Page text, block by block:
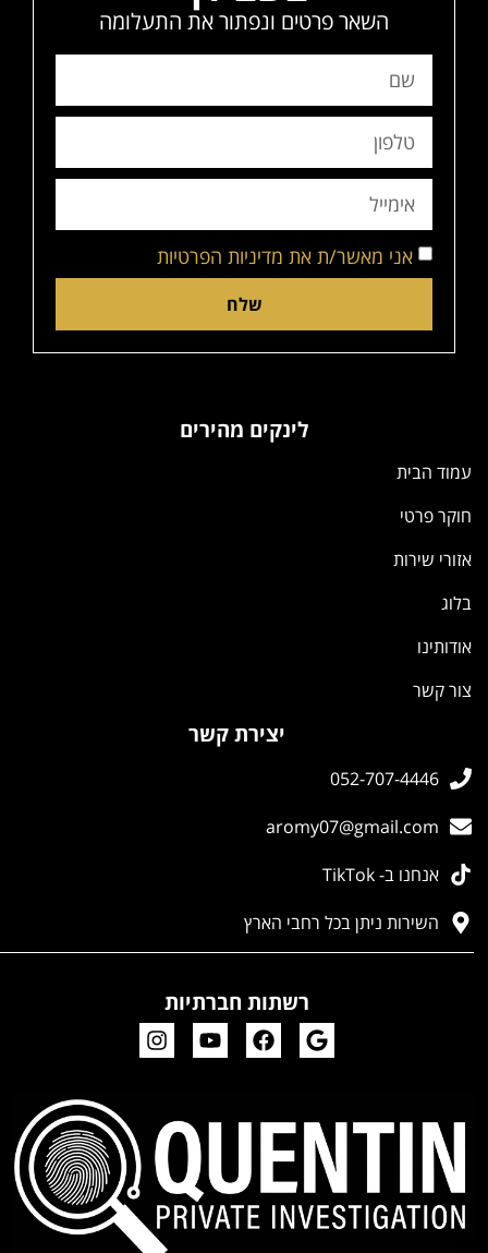
השאר פרטים ונפתור את התעלומה
אני מאשר/ת את מדיניות הפרטיות
שלח
לינקים מהירים
עמוד הבית
חוקר פרטי
אזורי שירות
בלוג
אודותינו
צור קשר
יצירת קשר
052-707-4446
aromy07@gmail.com
אנחנו ב- TikTok
השירות ניתן בכל רחבי הארץ
רשתות חברתיות